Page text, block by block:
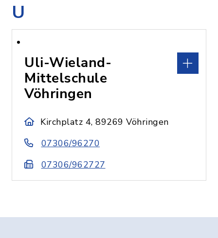
U
Uli-Wieland-
Mittelschule
Vöhringen
Kirchplatz 4, 89269 Vöhringen
07306/96270
07306/962727